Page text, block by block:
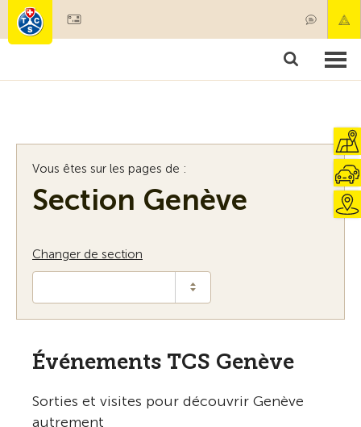
Membres & prestations
Vous êtes sur les pages de :
Section Genève
Changer de section
Événements TCS Genève
Sorties et visites pour découvrir Genève
autrement